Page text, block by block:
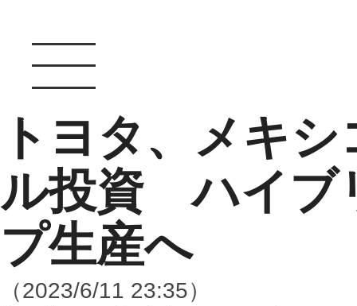
トヨタ、メキ
ル投資 ハイブ
プ生産へ
（2023/6/11 23:35）